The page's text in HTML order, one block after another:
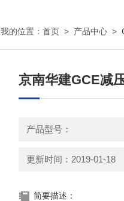
我的位置： 首页 > 产品中心 >
京南华建GCE减
产品型号：
更新时间：2019-01-18
简要描述：